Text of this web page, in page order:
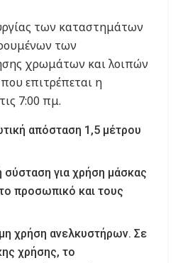
των καταστημάτων
των
χρωμάτων και λοιπών
επιτρέπεται η
7:00 πμ.
απόσταση 1,5 μέτρου
σύσταση για χρήση μάσκας
προσωπικό και τους
μη χρήση ανελκυστήρων. Σε
χρήσης, το